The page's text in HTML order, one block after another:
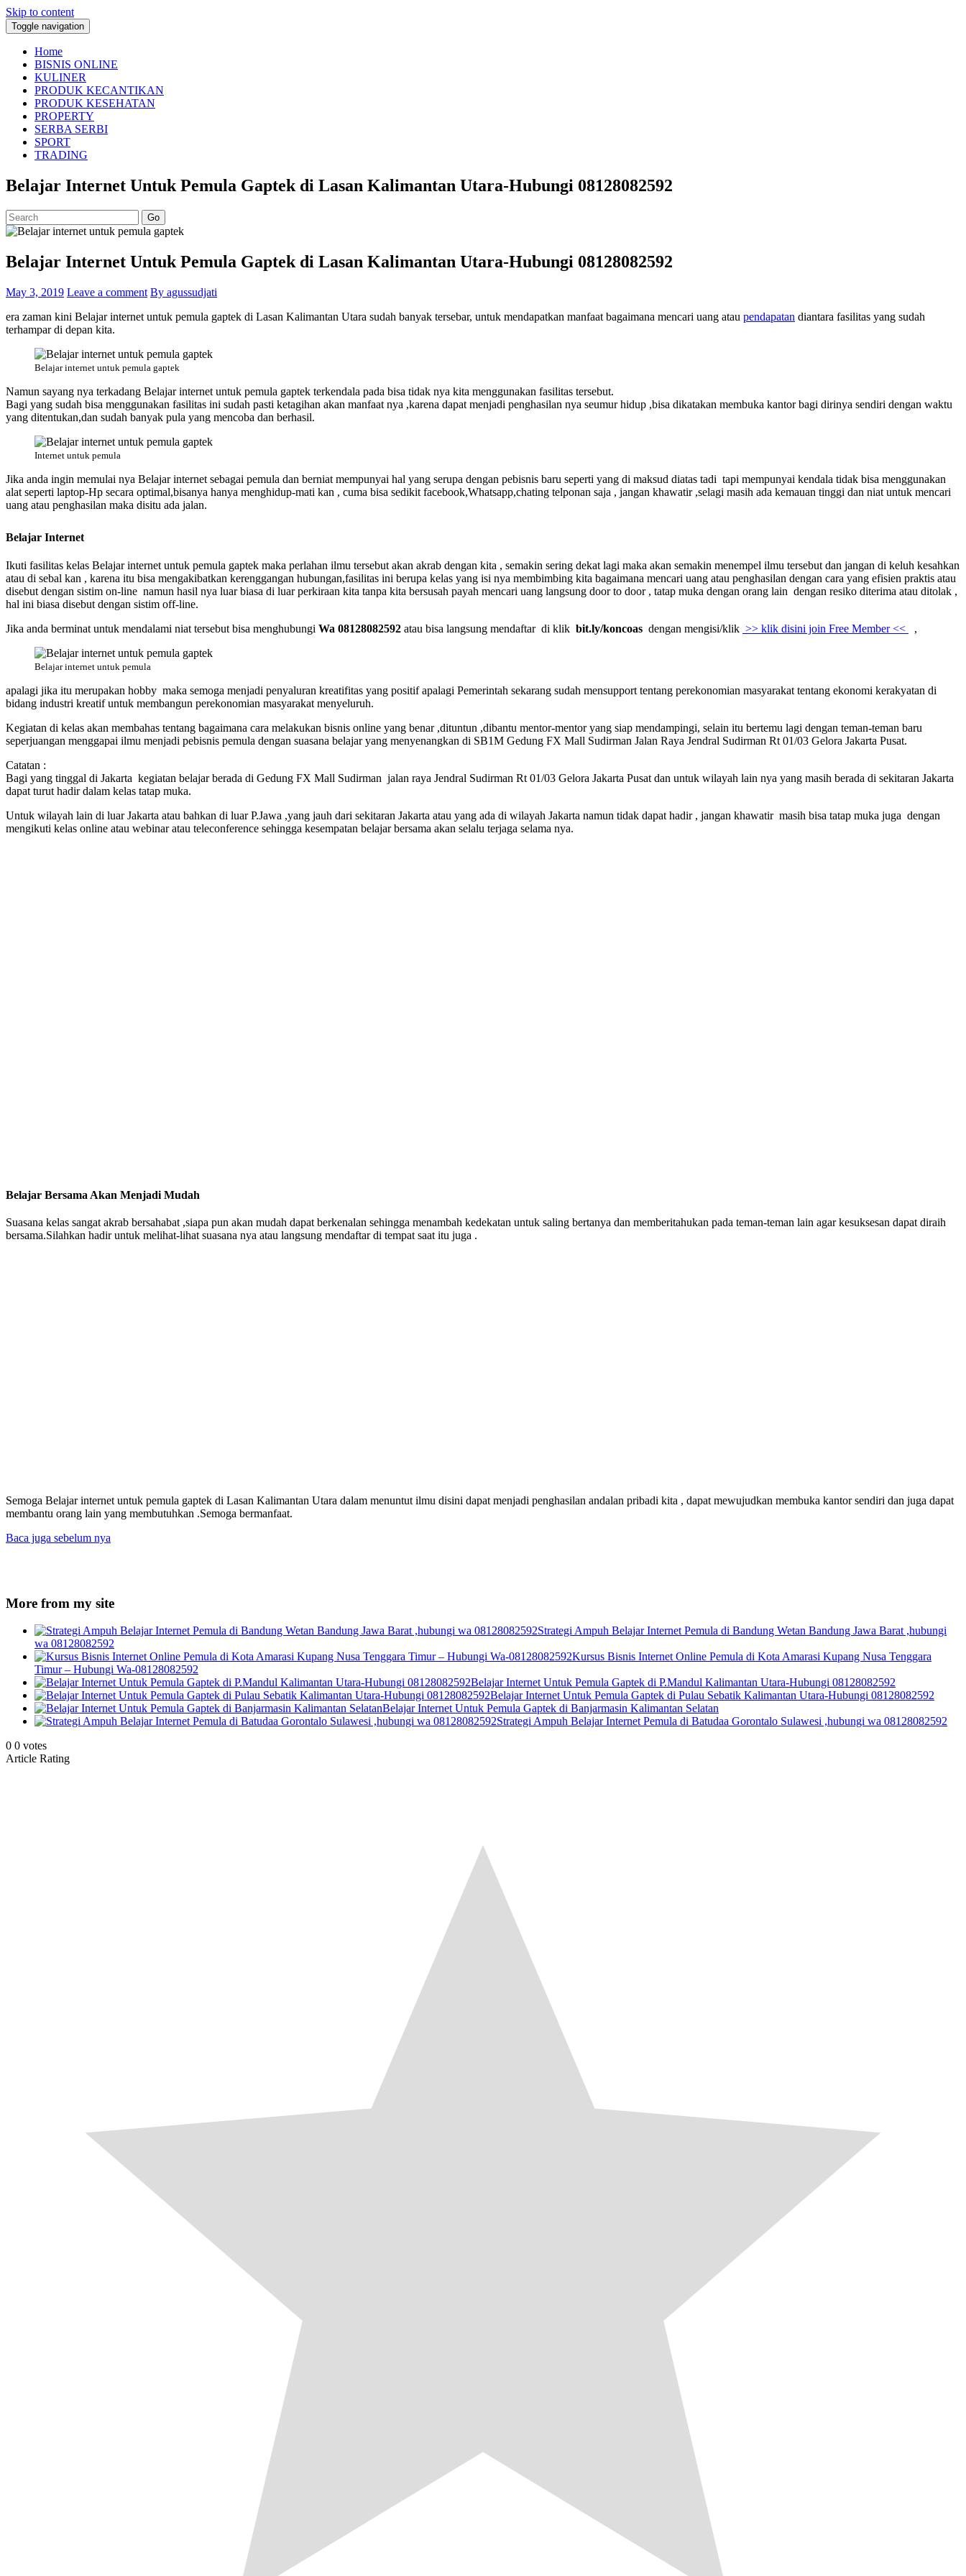
Skip to content
Toggle navigation
Home
BISNIS ONLINE
KULINER
PRODUK KECANTIKAN
PRODUK KESEHATAN
PROPERTY
SERBA SERBI
SPORT
TRADING
Belajar Internet Untuk Pemula Gaptek di Lasan Kalimantan Utara-Hubungi 08128082592
Go
Belajar Internet Untuk Pemula Gaptek di Lasan Kalimantan Utara-Hubungi 08128082592
May 3, 2019 Leave a comment By agussudjati
era zaman kini Belajar internet untuk pemula gaptek di Lasan Kalimantan Utara sudah banyak tersebar, untuk mendapatkan manfaat bagaimana mencari uang atau pendapatan diantara fasilitas yang sudah
terhampar di depan kita.
Belajar internet untuk pemula gaptek
Namun sayang nya terkadang Belajar internet untuk pemula gaptek terkendala pada bisa tidak nya kita menggunakan fasilitas tersebut.
Bagi yang sudah bisa menggunakan fasilitas ini sudah pasti ketagihan akan manfaat nya ,karena dapat menjadi penghasilan nya seumur hidup ,bisa dikatakan membuka kantor bagi dirinya sendiri dengan waktu
yang ditentukan,dan sudah banyak pula yang mencoba dan berhasil.
Internet untuk pemula
Jika anda ingin memulai nya Belajar internet sebagai pemula dan berniat mempunyai hal yang serupa dengan pebisnis baru seperti yang di maksud diatas tadi tapi mempunyai kendala tidak bisa menggunakan
alat seperti laptop-Hp secara optimal,bisanya hanya menghidup-mati kan , cuma bisa sedikit facebook,Whatsapp,chating telponan saja , jangan khawatir ,selagi masih ada kemauan tinggi dan niat untuk mencari
uang atau penghasilan maka disitu ada jalan.
Belajar Internet
Ikuti fasilitas kelas Belajar internet untuk pemula gaptek maka perlahan ilmu tersebut akan akrab dengan kita , semakin sering dekat lagi maka akan semakin menempel ilmu tersebut dan jangan di keluh kesahkan
atau di sebal kan , karena itu bisa mengakibatkan kerenggangan hubungan,fasilitas ini berupa kelas yang isi nya membimbing kita bagaimana mencari uang atau penghasilan dengan cara yang efisien praktis atau
disebut dengan sistim on-line namun hasil nya luar biasa di luar perkiraan kita tanpa kita bersusah payah mencari uang langsung door to door , tatap muka dengan orang lain dengan resiko diterima atau ditolak ,
hal ini biasa disebut dengan sistim off-line.
Jika anda berminat untuk mendalami niat tersebut bisa menghubungi Wa 08128082592 atau bisa langsung mendaftar di klik bit.ly/koncoas dengan mengisi/klik >> klik disini join Free Member << ,
Belajar internet untuk pemula
apalagi jika itu merupakan hobby maka semoga menjadi penyaluran kreatifitas yang positif apalagi Pemerintah sekarang sudah mensupport tentang perekonomian masyarakat tentang ekonomi kerakyatan di
bidang industri kreatif untuk membangun perekonomian masyarakat menyeluruh.
Kegiatan di kelas akan membahas tentang bagaimana cara melakukan bisnis online yang benar ,dituntun ,dibantu mentor-mentor yang siap mendampingi, selain itu bertemu lagi dengan teman-teman baru
seperjuangan menggapai ilmu menjadi pebisnis pemula dengan suasana belajar yang menyenangkan di SB1M Gedung FX Mall Sudirman Jalan Raya Jendral Sudirman Rt 01/03 Gelora Jakarta Pusat.
Catatan :
Bagi yang tinggal di Jakarta kegiatan belajar berada di Gedung FX Mall Sudirman jalan raya Jendral Sudirman Rt 01/03 Gelora Jakarta Pusat dan untuk wilayah lain nya yang masih berada di sekitaran Jakarta
dapat turut hadir dalam kelas tatap muka.
Untuk wilayah lain di luar Jakarta atau bahkan di luar P.Jawa ,yang jauh dari sekitaran Jakarta atau yang ada di wilayah Jakarta namun tidak dapat hadir , jangan khawatir masih bisa tatap muka juga dengan
mengikuti kelas online atau webinar atau teleconference sehingga kesempatan belajar bersama akan selalu terjaga selama nya.
Belajar Bersama Akan Menjadi Mudah
Suasana kelas sangat akrab bersahabat ,siapa pun akan mudah dapat berkenalan sehingga menambah kedekatan untuk saling bertanya dan memberitahukan pada teman-teman lain agar kesuksesan dapat diraih
bersama.Silahkan hadir untuk melihat-lihat suasana nya atau langsung mendaftar di tempat saat itu juga .
Semoga Belajar internet untuk pemula gaptek di Lasan Kalimantan Utara dalam menuntut ilmu disini dapat menjadi penghasilan andalan pribadi kita , dapat mewujudkan membuka kantor sendiri dan juga dapat
membantu orang lain yang membutuhkan .Semoga bermanfaat.
Baca juga sebelum nya
More from my site
Strategi Ampuh Belajar Internet Pemula di Bandung Wetan Bandung Jawa Barat ,hubungi
wa 08128082592
Kursus Bisnis Internet Online Pemula di Kota Amarasi Kupang Nusa Tenggara
Timur – Hubungi Wa-08128082592
Belajar Internet Untuk Pemula Gaptek di P.Mandul Kalimantan Utara-Hubungi 08128082592
Belajar Internet Untuk Pemula Gaptek di Pulau Sebatik Kalimantan Utara-Hubungi 08128082592
Belajar Internet Untuk Pemula Gaptek di Banjarmasin Kalimantan Selatan
Strategi Ampuh Belajar Internet Pemula di Batudaa Gorontalo Sulawesi ,hubungi wa 08128082592
0 0 votes
Article Rating